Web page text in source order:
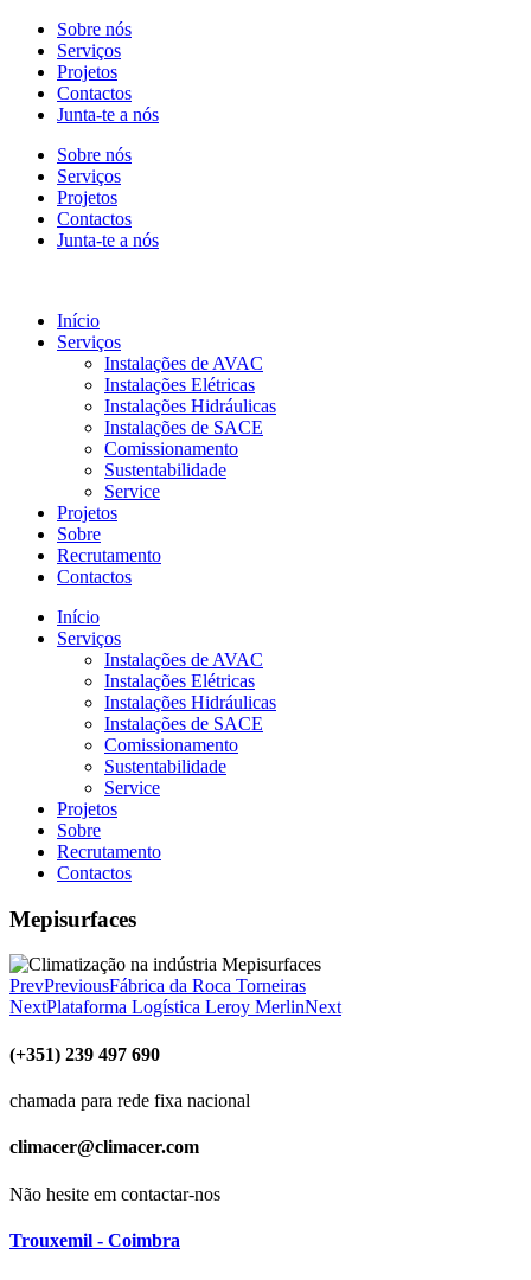
Sobre nós
Serviços
Projetos
Contactos
Junta-te a nós
Sobre nós
Serviços
Projetos
Contactos
Junta-te a nós
Início
Serviços
Instalações de AVAC
Instalações Elétricas
Instalações Hidráulicas
Instalações de SACE
Comissionamento
Sustentabilidade
Service
Projetos
Sobre
Recrutamento
Contactos
Início
Serviços
Instalações de AVAC
Instalações Elétricas
Instalações Hidráulicas
Instalações de SACE
Comissionamento
Sustentabilidade
Service
Projetos
Sobre
Recrutamento
Contactos
Mepisurfaces
PrevPreviousFábrica da Roca Torneiras
NextPlataforma Logística Leroy MerlinNext
(+351) 239 497 690
chamada para rede fixa nacional
climacer@climacer.com
Não hesite em contactar-nos
Trouxemil - Coimbra